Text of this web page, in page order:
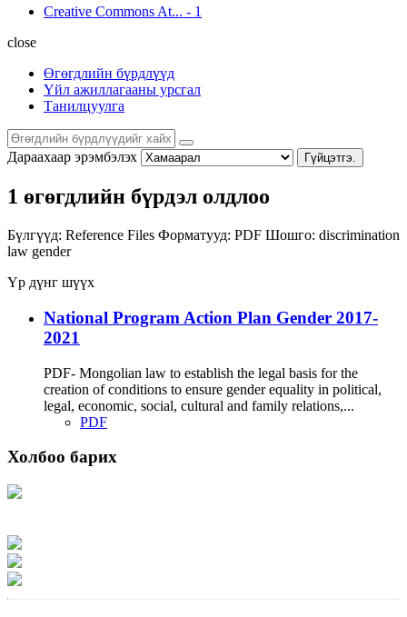
Creative Commons At... - 1
close
Өгөгдлийн бүрдлүүд
Үйл ажиллагааны урсгал
Танилцуулга
Дараахаар эрэмбэлэх Гүйцэтгэ.
1 өгөгдлийн бүрдэл олдлоо
Бүлгүүд: Reference Files Форматууд: PDF Шошго: discrimination
law gender
Үр дүнг шүүх
National Program Action Plan Gender 2017-
2021
PDF- Mongolian law to establish the legal basis for the
creation of conditions to ensure gender equality in political,
legal, economic, social, cultural and family relations,...
PDF
Холбоо барих